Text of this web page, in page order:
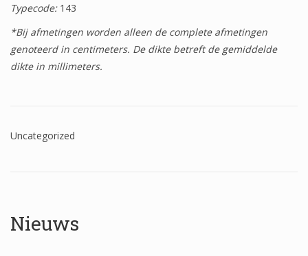
Boordglazen
Omlijsting
Teksten
Het onderzoek
Literatuurlijst
Nieuws
Typecode:143
*Bij afmetingen worden alleen de complete afmetingen
genoteerd in centimeters. De dikte betreft de gemiddelde
dikte in millimeters.
Uncategorized